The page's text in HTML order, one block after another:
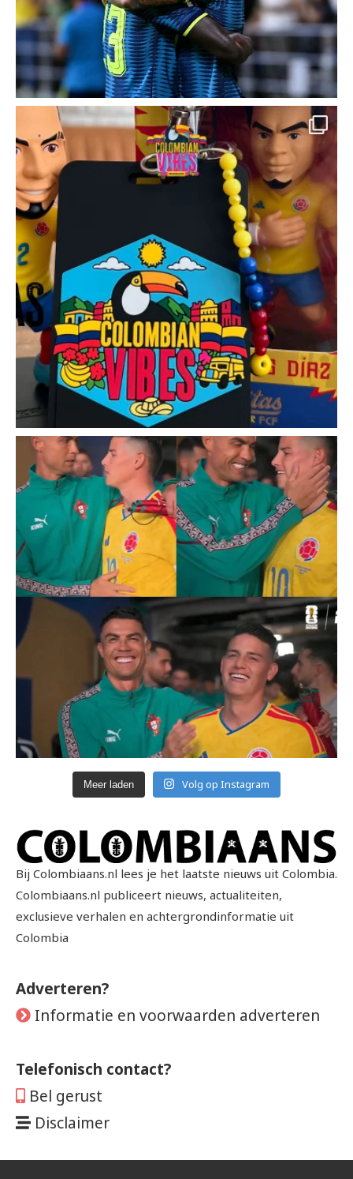
Meer laden Volg op Instagram
Bij Colombiaans.nl lees je het laatste nieuws uit Colombia.
Colombiaans.nl publiceert nieuws, actualiteiten,
exclusieve verhalen en achtergrondinformatie uit
Colombia
Adverteren?
Informatie en voorwaarden adverteren
Telefonisch contact?
Bel gerust
Disclaimer